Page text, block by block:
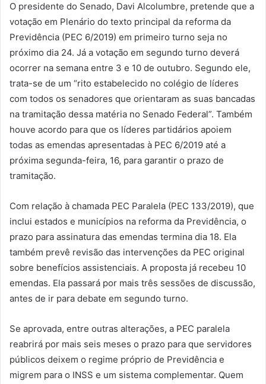
O presidente do Senado, Davi Alcolumbre, pretende que a
votação em Plenário do texto principal da reforma da
Previdência (PEC 6/2019) em primeiro turno seja no
próximo dia 24. Já a votação em segundo turno deverá
ocorrer na semana entre 3 e 10 de outubro. Segundo ele,
trata-se de um “rito estabelecido no colégio de líderes
com todos os senadores que orientaram as suas bancadas
na tramitação dessa matéria no Senado Federal”. Também
houve acordo para que os líderes partidários apoiem
todas as emendas apresentadas à PEC 6/2019 até a
próxima segunda-feira, 16, para garantir o prazo de
tramitação.
Com relação à chamada PEC Paralela (PEC 133/2019), que
inclui estados e municípios na reforma da Previdência, o
prazo para assinatura das emendas termina dia 18. Ela
também prevê revisão das intervenções da PEC original
sobre benefícios assistenciais. A proposta já recebeu 10
emendas. Ela passará por mais três sessões de discussão,
antes de ir para debate em segundo turno.
Se aprovada, entre outras alterações, a PEC paralela
reabrirá por mais seis meses o prazo para que servidores
públicos deixem o regime próprio de Previdência e
migrem para o INSS e um sistema complementar. Quem